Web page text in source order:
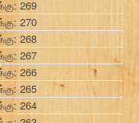
269
270
268
267
266
265
264